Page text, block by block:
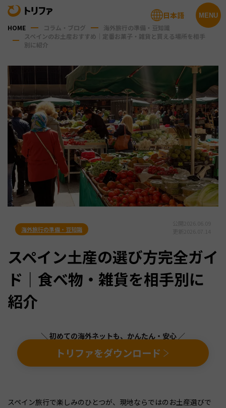
MENU
日本語
HOME コラム・ブログ
海外旅行の準備・豆知識
スペインのお土産おすすめ｜定番お菓子・雑貨と買える場所を相手
別に紹介
海外旅行の準備・豆知識
スペイン土産の選び方完全ガイ
ド｜食べ物・雑貨を相手別に
紹介
＼ 初めての海外ネットも、かんたん・安心 ／
トリファをダウンロード
スペイン旅行で楽しみのひとつが、現地ならではのお土産選びで